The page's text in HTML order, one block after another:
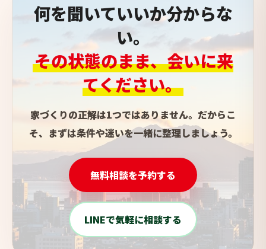
何を聞いていいか分からな
い。
その状態のまま、会いに来
てください。
家づくりの正解は1つではありません。だからこ
そ、まずは条件や迷いを一緒に整理しましょう。
無料相談を予約する
LINEで気軽に相談する